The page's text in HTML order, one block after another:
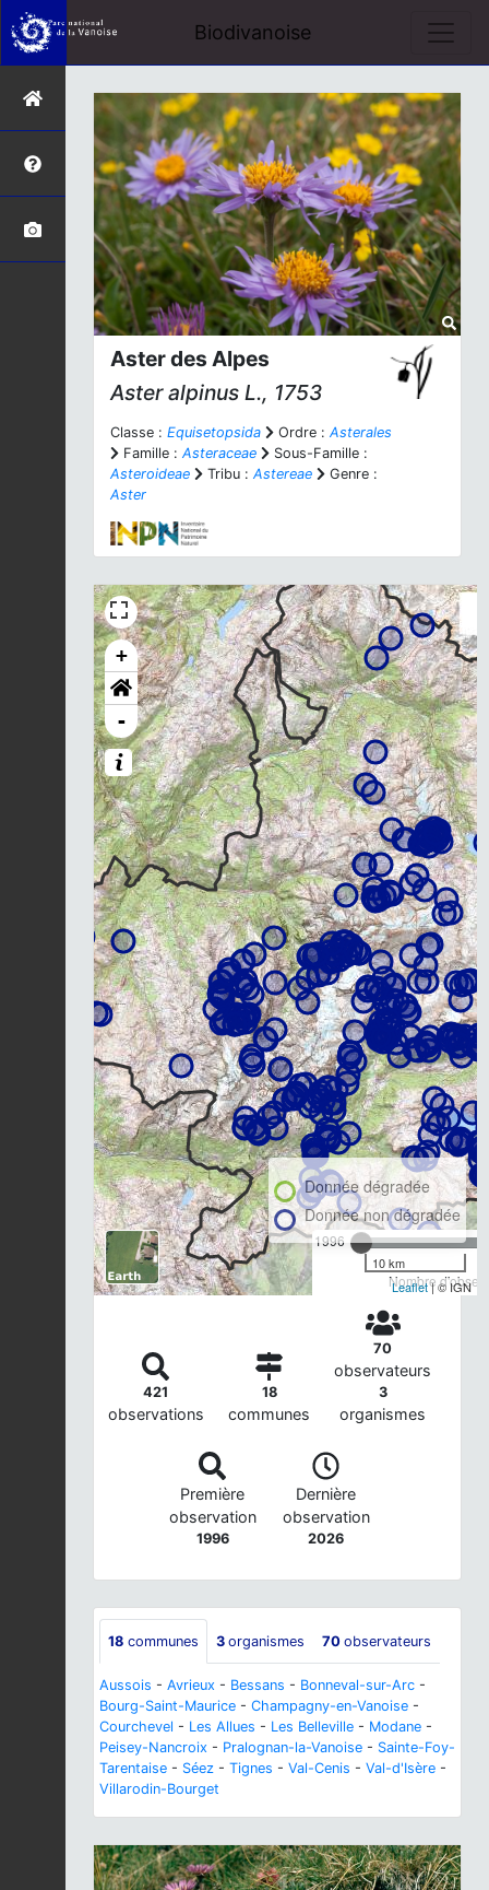
Biodivanoise
Aster des Alpes
Aster alpinus L., 1753
Classe : Equisetopsida Ordre : Asterales
Famille : Asteraceae
Sous-Famille :
Asteroideae
Tribu : Astereae
Genre :
Aster
+
-
1996
Nombre
Donnée dégradée
Donnée non dégradée
10 km
Leaflet| © IGN
421
observations
18
communes
70
observateurs
3
organismes
Première
observation
1996
Dernière
observation
2026
18 communes 3 organismes 70 observateurs
Aussois - Avrieux - Bessans - Bonneval-sur-Arc -
Bourg-Saint-Maurice - Champagny-en-Vanoise -
Courchevel - Les Allues - Les Belleville - Modane -
Peisey-Nancroix - Pralognan-la-Vanoise - Sainte-Foy-
Tarentaise - Séez - Tignes - Val-Cenis - Val-d'Isère -
Villarodin-Bourget